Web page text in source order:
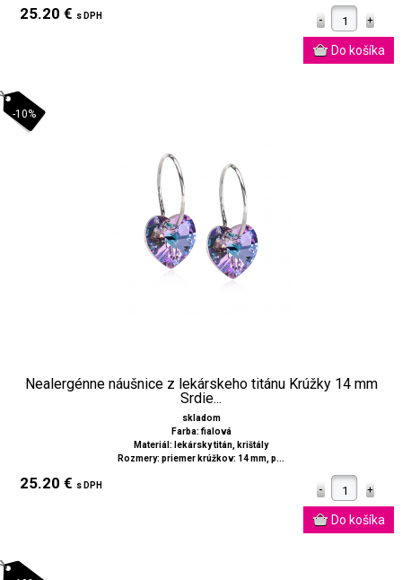
25.20 € s DPH
-10%
Nealergénne náušnice z lekárskeho titánu Krúžky 14 mm
Srdie...
skladom
Farba: fialová
Materiál: lekársky titán, krištály
Rozmery: priemer krúžkov: 14 mm, p...
25.20 € s DPH